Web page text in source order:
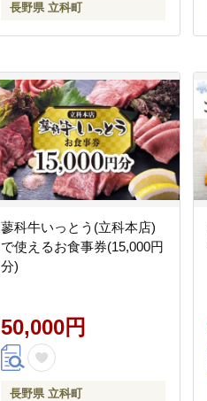
長野県 立科町
蓼科牛いっとう(立科本店)
で使えるお食事券(15,000円
分)
50,000円
長野県 立科町